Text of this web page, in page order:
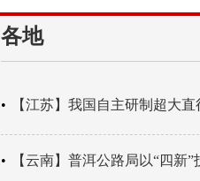
各地
【江苏】我国自主研制超大直径盾构机“
【云南】普洱公路局以“四新”技